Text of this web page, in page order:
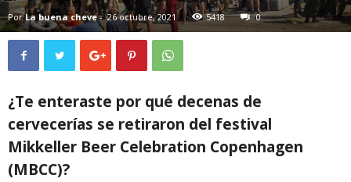
Por La buena cheve- 26 octubre, 2021 5418 0
¿Te enteraste por qué decenas de
cervecerías se retiraron del festival
Mikkeller Beer Celebration Copenhagen
(MBCC)?